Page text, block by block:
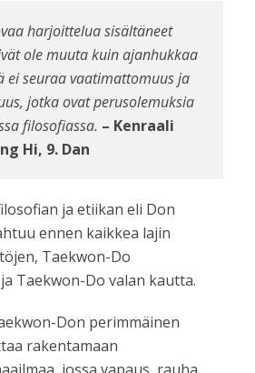
harjoittelua sisältäneet
ole muuta kuin ajanhukkaa
ei seuraa vaatimattomuus ja
jotka ovat perusolemuksia
filosofiassa. – Kenraali
Hi, 9. Dan
ja etiikan eli Don
ennen kaikkea lajin
Taekwon-Do
Taekwon-Do valan kautta.
Don perimmäinen
rakentamaan